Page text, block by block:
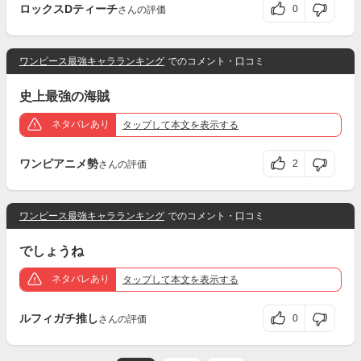
ロックスDティーチさんの評価 0
ワンピース最強キャラランキング でのコメント・口コミ
史上最強の海賊
ネタバレあり タップして本文を表示する
ワンピアニメ勢さんの評価 2
ワンピース最強キャラランキング でのコメント・口コミ
でしょうね
ネタバレあり タップして本文を表示する
ルフィガチ推しさんの評価 0